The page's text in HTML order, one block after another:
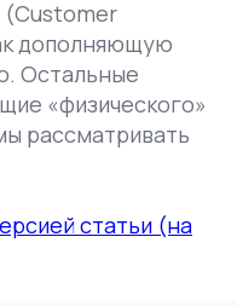
(Customer
дополняющую
Остальные
«физического»
рассматривать
статьи (на